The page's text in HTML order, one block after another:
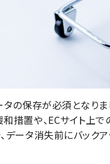
の保存が必須となり
措置や、ECサイト上
データ消失前にバック